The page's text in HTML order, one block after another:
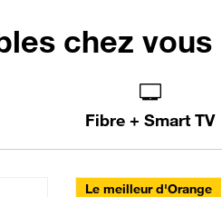
chez vous
Fibre + Smart TV
Le meilleur d'Orange